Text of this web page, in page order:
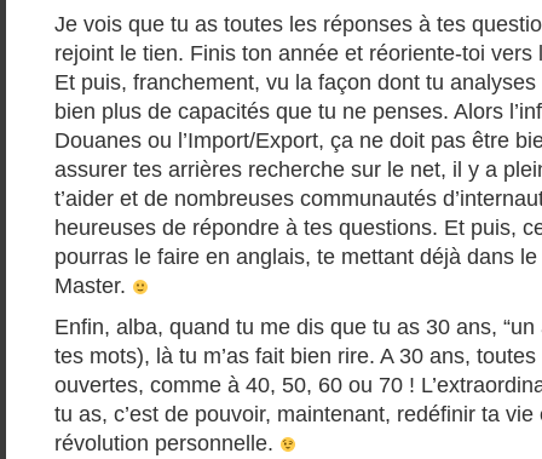
Je vois que tu as toutes les réponses à tes
rejoint le tien. Finis ton année et réoriente-toi vers
Et puis, franchement, vu la façon dont tu
bien plus de capacités que tu ne penses. Alors
Douanes ou l’Import/Export, ça ne doit pas être
assurer tes arrières recherche sur le net, il y a
t’aider et de nombreuses communautés
heureuses de répondre à tes questions. Et puis,
pourras le faire en anglais, te mettant déjà dans
Master.
Enfin, alba, quand tu me dis que tu as 30 ans,
tes mots), là tu m’as fait bien rire. A 30 ans,
ouvertes, comme à 40, 50, 60 ou 70 !
tu as, c’est de pouvoir, maintenant, redéfinir ta
révolution personnelle.